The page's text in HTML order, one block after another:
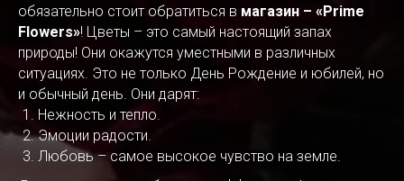
обязательно стоит обратиться в магазин – «Prime
Flowers»! Цветы – это самый настоящий запах
природы! Они окажутся уместными в различных
ситуациях. Это не только День Рождение и юбилей, но
и обычный день. Они дарят:
Нежность и тепло.
Эмоции радости.
Любовь – самое высокое чувство на земле.